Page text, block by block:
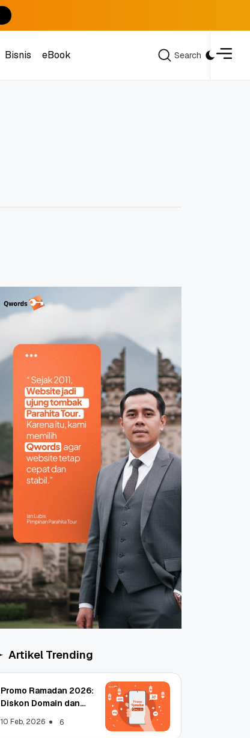
Bisnis
eBook
Search
Artikel Trending
Promo Ramadan 2026:
Diskon Domain dan
10 Feb, 2026 6